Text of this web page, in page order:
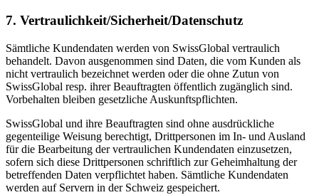
7. Vertraulichkeit/Sicherheit/Datenschutz
Sämtliche Kundendaten werden von SwissGlobal vertraulich
behandelt. Davon ausgenommen sind Daten, die vom Kunden als
nicht vertraulich bezeichnet werden oder die ohne Zutun von
SwissGlobal resp. ihrer Beauftragten öffentlich zugänglich sind.
Vorbehalten bleiben gesetzliche Auskunftspflichten.
SwissGlobal und ihre Beauftragten sind ohne ausdrückliche
gegenteilige Weisung berechtigt, Drittpersonen im In- und Ausland
für die Bearbeitung der vertraulichen Kundendaten einzusetzen,
sofern sich diese Drittpersonen schriftlich zur Geheimhaltung der
betreffenden Daten verpflichtet haben. Sämtliche Kundendaten
werden auf Servern in der Schweiz gespeichert.